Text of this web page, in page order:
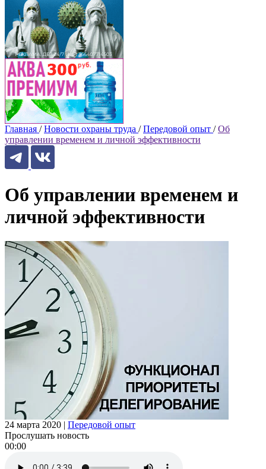
Главная / Новости охраны труда / Передовой опыт / Об
управлении временем и личной эффективности
Об управлении временем и
личной эффективности
24 марта 2020 | Передовой опыт
Прослушать новость
00:00